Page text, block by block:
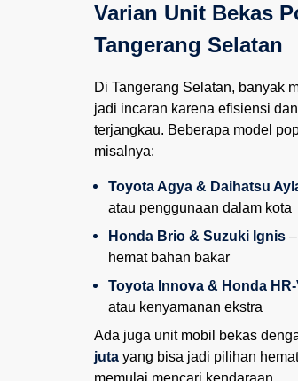
Varian Unit Bekas
Tangerang Selatan
Di Tangerang Selatan, banyak
jadi incaran karena efisiensi
terjangkau. Beberapa model
misalnya:
Toyota Agya & Daihatsu
atau penggunaan dalam kota
Honda Brio & Suzuki Ignis
hemat bahan bakar
Toyota Innova & Honda
atau kenyamanan ekstra
Ada juga unit mobil bekas
juta yang bisa jadi pilihan